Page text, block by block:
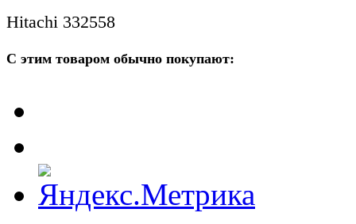
Hitachi 332558
С этим товаром обычно покупают: